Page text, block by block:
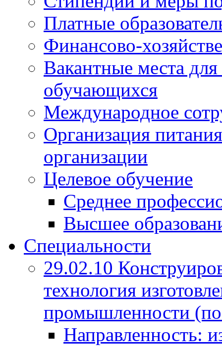
Платные
Финансово-
Вакантные места
обучающихся
Международное
Организация
организации
Целевое обучение
Среднее
Высшее
Специальности
29.02.10
технология
промышленности
Направленность: